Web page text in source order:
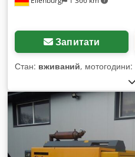
Запитати
Стан: вживаний, мотогодини: